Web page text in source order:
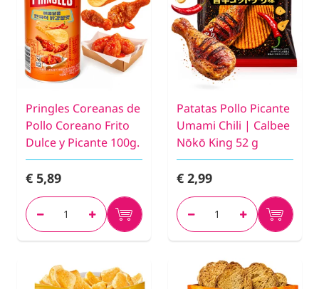
Pringles Coreanas de
Pollo Coreano Frito
Dulce y Picante 100g.
€ 5,89
Patatas Pollo Picante
Umami Chili | Calbee
Nōkō King 52 g
€ 2,99